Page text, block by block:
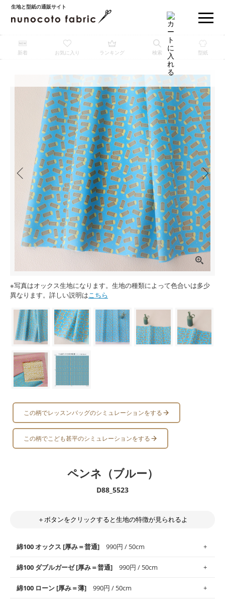
生地と型紙の通販サイト
新着 お気に入り ランキング 検索 型紙
※写真はオックス生地になります。生地の種類によって色合いは多少
異なります。詳しい説明はこちら
この柄でレッスンバッグのシミュレーションをする
この柄でこども甚平のシミュレーションをする
ペンネ（ブルー）
D88_5523
＋ボタンをクリックすると生地の特徴が見られるよ
綿100 オックス [厚み＝普通] 990円 / 50cm
使いやすさNo.1！しなやかさと適度な張りを併せ持ち、通気性の
高さがオックス生地の特徴です。当サイトのオックス生地は、
綿100 ダブルガーゼ [厚み＝普通] 990円 / 50cm
綿100 ローン [厚み＝薄] 990円 / 50cm